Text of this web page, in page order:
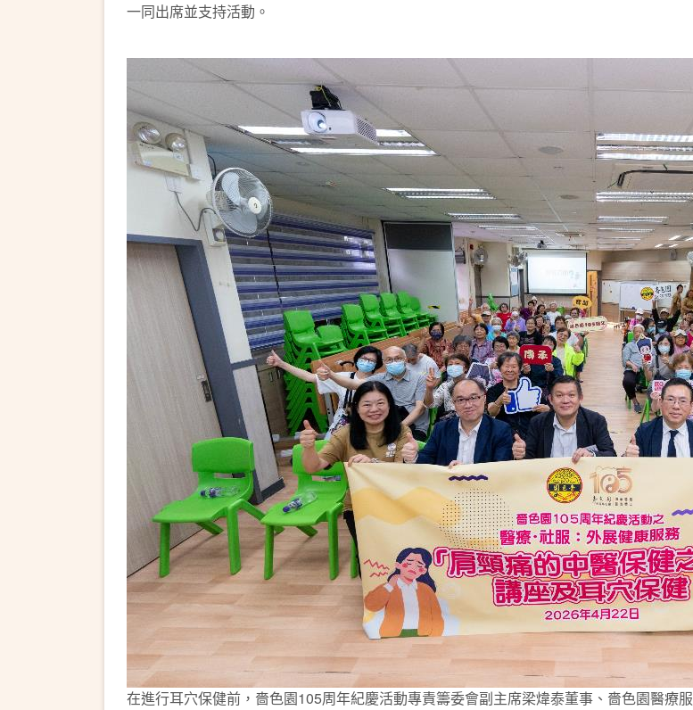
一同出席並支持活動。
在進行耳穴保健前，嗇色園105周年紀慶活動專責籌委會副主席梁煒泰董事、嗇色園醫療